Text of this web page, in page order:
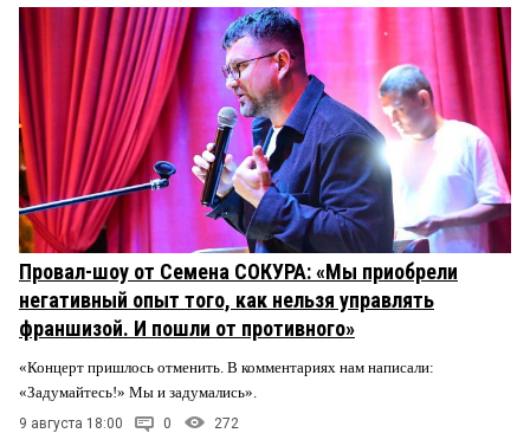
Провал-шоу от Семена СОКУРА: «Мы приобрели
негативный опыт того, как нельзя управлять
франшизой. И пошли от противного»
«Концерт пришлось отменить. В комментариях нам написали:
«Задумайтесь!» Мы и задумались».
9 августа 18:00 0 272